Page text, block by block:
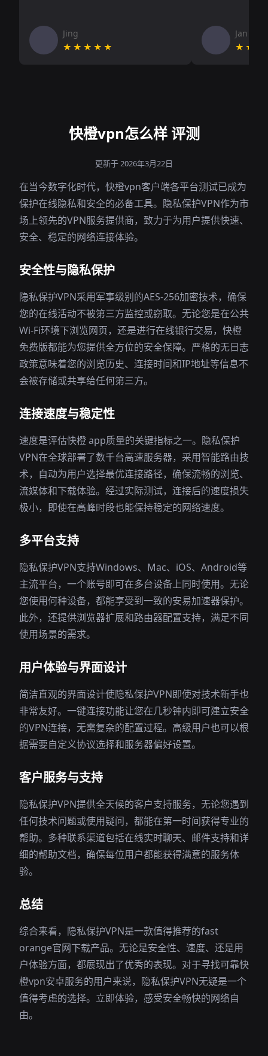
Jing
★★★★★
Jan V
快橙vpn怎么样 评测
更新于 2026年3月22日
在当今数字化时代，快橙vpn客户端各平台测试已成为
保护在线隐私和安全的必备工具。隐私保护VPN作为市
场上领先的VPN服务提供商，致力于为用户提供快速、
安全、稳定的网络连接体验。
安全性与隐私保护
隐私保护VPN采用军事级别的AES-256加密技术，确保
您的在线活动不被第三方监控或窃取。无论您是在公共
Wi-Fi环境下浏览网页，还是进行在线银行交易，快橙
免费版都能为您提供全方位的安全保障。严格的无日志
政策意味着您的浏览历史、连接时间和IP地址等信息不
会被存储或共享给任何第三方。
连接速度与稳定性
速度是评估快橙 app质量的关键指标之一。隐私保护
VPN在全球部署了数千台高速服务器，采用智能路由技
术，自动为用户选择最优连接路径，确保流畅的浏览、
流媒体和下载体验。经过实际测试，连接后的速度损失
极小，即使在高峰时段也能保持稳定的网络速度。
多平台支持
隐私保护VPN支持Windows、Mac、iOS、Android等
主流平台，一个账号即可在多台设备上同时使用。无论
您使用何种设备，都能享受到一致的安易加速器保护。
此外，还提供浏览器扩展和路由器配置支持，满足不同
使用场景的需求。
用户体验与界面设计
简洁直观的界面设计使隐私保护VPN即使对技术新手也
非常友好。一键连接功能让您在几秒钟内即可建立安全
的VPN连接，无需复杂的配置过程。高级用户也可以根
据需要自定义协议选择和服务器偏好设置。
客户服务与支持
隐私保护VPN提供全天候的客户支持服务，无论您遇到
任何技术问题或使用疑问，都能在第一时间获得专业的
帮助。多种联系渠道包括在线实时聊天、邮件支持和详
细的帮助文档，确保每位用户都能获得满意的服务体
验。
总结
综合来看，隐私保护VPN是一款值得推荐的fast
orange官网下载产品。无论是安全性、速度、还是用
户体验方面，都展现出了优秀的表现。对于寻找可靠快
橙vpn安卓服务的用户来说，隐私保护VPN无疑是一个
值得考虑的选择。立即体验，感受安全畅快的网络自
由。